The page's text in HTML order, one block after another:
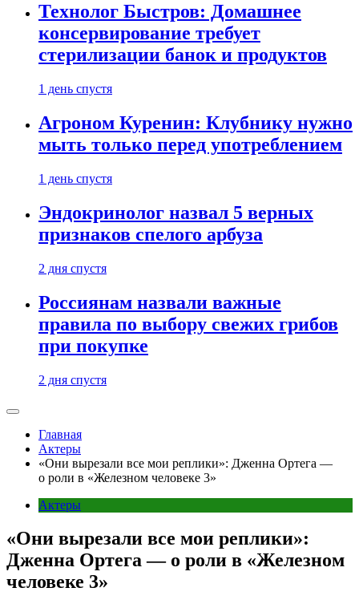
Технолог Быстров: Домашнее
консервирование требует
стерилизации банок и продуктов
1 день спустя
Агроном Куренин: Клубнику нужно
мыть только перед употреблением
1 день спустя
Эндокринолог назвал 5 верных
признаков спелого арбуза
2 дня спустя
Россиянам назвали важные
правила по выбору свежих грибов
при покупке
2 дня спустя
Главная
Актеры
«Они вырезали все мои реплики»: Дженна Ортега —
о роли в «Железном человеке 3»
Актеры
«Они вырезали все мои реплики»:
Дженна Ортега — о роли в «Железном
человеке 3»